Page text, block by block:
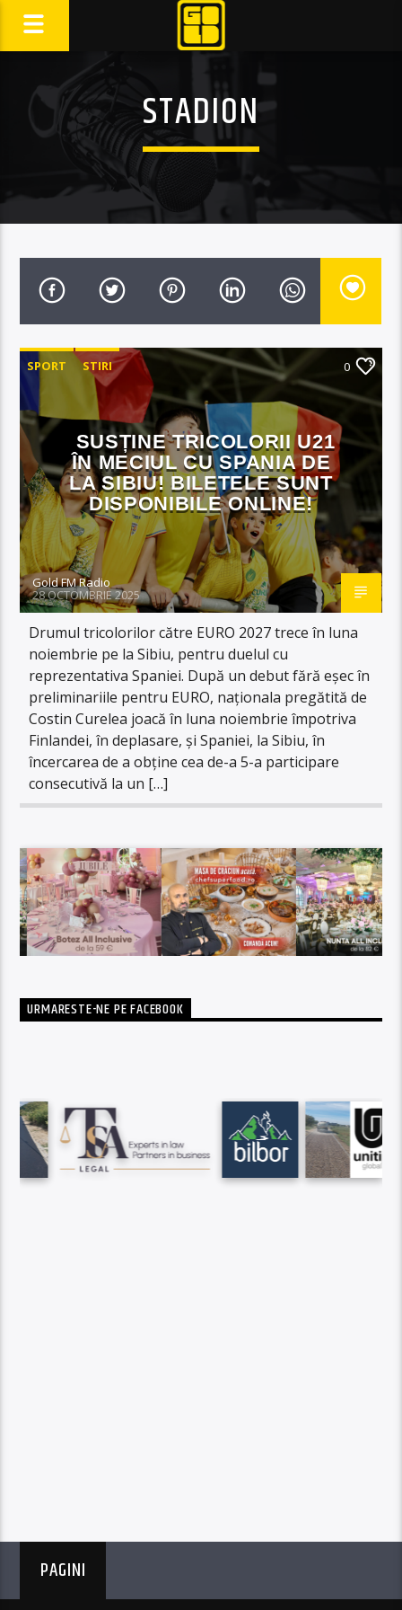
STADION
SPORT STIRI 0
SUSȚINE TRICOLORII U21
ÎN MECIUL CU SPANIA DE
LA SIBIU! BILETELE SUNT
DISPONIBILE ONLINE!
Gold FM Radio
28 OCTOMBRIE 2025
Drumul tricolorilor către EURO 2027 trece în luna
noiembrie pe la Sibiu, pentru duelul cu
reprezentativa Spaniei. După un debut fără eșec în
preliminariile pentru EURO, naționala pregătită de
Costin Curelea joacă în luna noiembrie împotriva
Finlandei, în deplasare, și Spaniei, la Sibiu, în
încercarea de a obține cea de-a 5-a participare
consecutivă la un […]
URMARESTE-NE PE FACEBOOK
PAGINI